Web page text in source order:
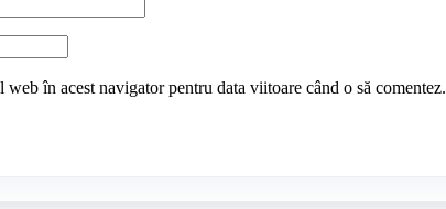
în acest navigator pentru data viitoare când o să comentez.